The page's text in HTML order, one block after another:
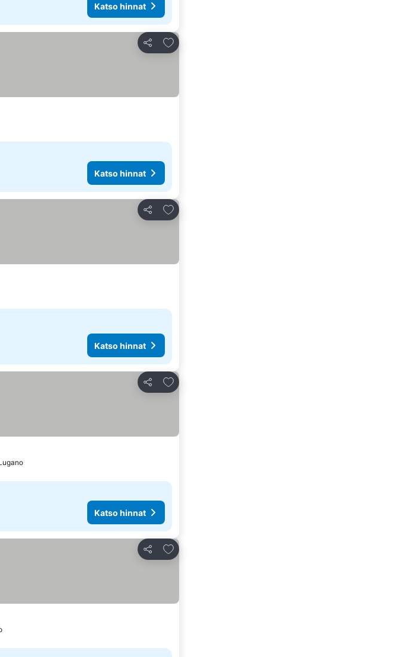
Katso hinnat
Jaa
Lisää suosikkeihin
Katso hinnat
Jaa
Lisää suosikkeihin
Katso hinnat
Jaa
Lisää suosikkeihin
Katso hinnat
Jaa
Lisää suosikkeihin